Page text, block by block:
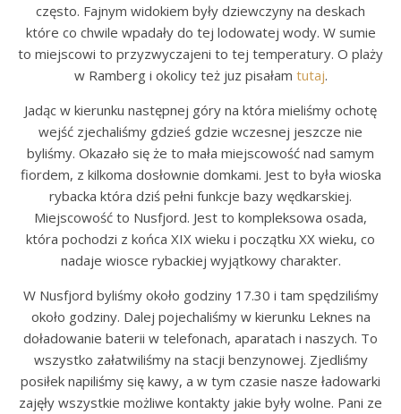
często. Fajnym widokiem były dziewczyny na deskach
które co chwile wpadały do tej lodowatej wody. W sumie
to miejscowi to przyzwyczajeni to tej temperatury. O plaży
w Ramberg i okolicy też juz pisałam tutaj.
Jadąc w kierunku następnej góry na która mieliśmy ochotę
wejść zjechaliśmy gdzieś gdzie wczesnej jeszcze nie
byliśmy. Okazało się że to mała miejscowość nad samym
fiordem, z kilkoma dosłownie domkami. Jest to była wioska
rybacka która dziś pełni funkcje bazy wędkarskiej.
Miejscowość to Nusfjord. Jest to kompleksowa osada,
która pochodzi z końca XIX wieku i początku XX wieku, co
nadaje wiosce rybackiej wyjątkowy charakter.
W Nusfjord byliśmy około godziny 17.30 i tam spędziliśmy
około godziny. Dalej pojechaliśmy w kierunku Leknes na
doładowanie baterii w telefonach, aparatach i naszych. To
wszystko załatwiliśmy na stacji benzynowej. Zjedliśmy
posiłek napiliśmy się kawy, a w tym czasie nasze ładowarki
zajęły wszystkie możliwe kontakty jakie były wolne. Pani ze